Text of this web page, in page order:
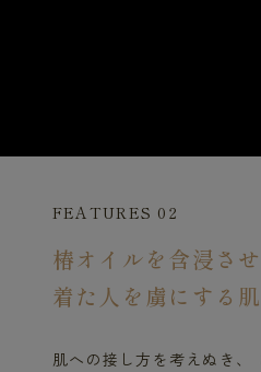
FEATURES 02
椿オイルを含浸させ
着た人を虜にする
肌への接し方を考えぬき、